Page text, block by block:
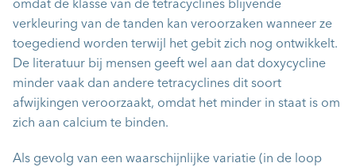
omdat de klasse van de tetracyclines blijvende
verkleuring van de tanden kan veroorzaken wanneer ze
toegediend worden terwijl het gebit zich nog ontwikkelt.
De literatuur bij mensen geeft wel aan dat doxycycline
minder vaak dan andere tetracyclines dit soort
afwijkingen veroorzaakt, omdat het minder in staat is om
zich aan calcium te binden.
Als gevolg van een waarschijnlijke variatie (in de loop